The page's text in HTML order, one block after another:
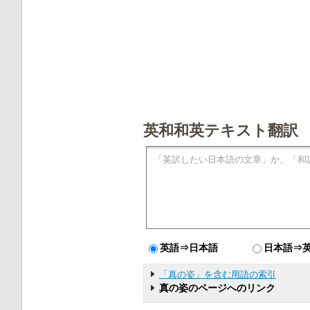
英和和英テキスト翻訳
英語⇒日本語 日本語⇒
「真の姿」を含む用語の索引
真の姿のページへのリンク